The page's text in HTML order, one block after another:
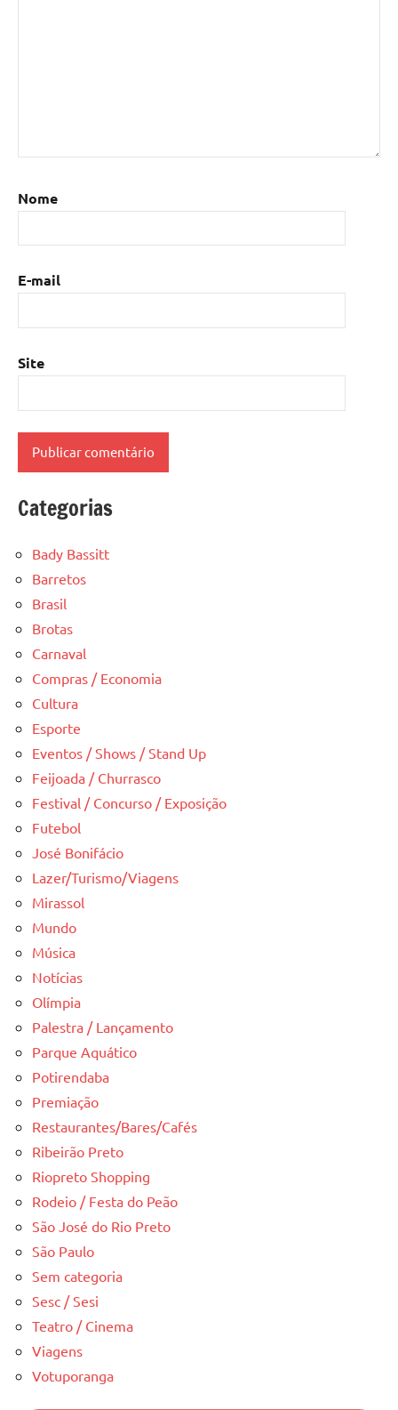
Nome
E-mail
Site
Categorias
Bady Bassitt
Barretos
Brasil
Brotas
Carnaval
Compras / Economia
Cultura
Esporte
Eventos / Shows / Stand Up
Feijoada / Churrasco
Festival / Concurso / Exposição
Futebol
José Bonifácio
Lazer/Turismo/Viagens
Mirassol
Mundo
Música
Notícias
Olímpia
Palestra / Lançamento
Parque Aquático
Potirendaba
Premiação
Restaurantes/Bares/Cafés
Ribeirão Preto
Riopreto Shopping
Rodeio / Festa do Peão
São José do Rio Preto
São Paulo
Sem categoria
Sesc / Sesi
Teatro / Cinema
Viagens
Votuporanga